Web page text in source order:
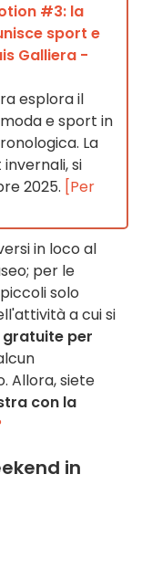
#3: la
sport e
Galliera -
esplora il
e sport in
La
si
2025. [Per
in loco al
per le
solo
a cui si
per
Allora, siete
con la
in